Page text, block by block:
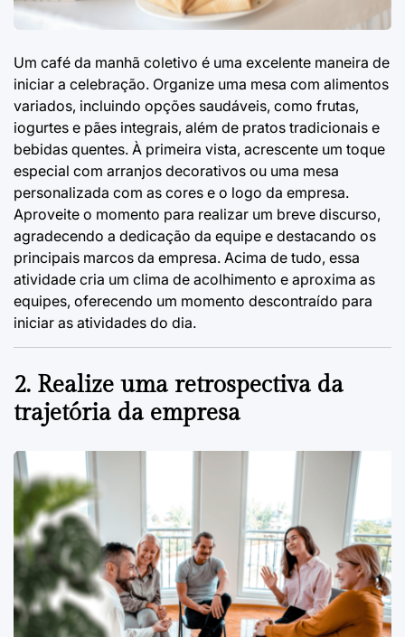
Um café da manhã coletivo é uma excelente maneira de
iniciar a celebração. Organize uma mesa com alimentos
variados, incluindo opções saudáveis, como frutas,
iogurtes e pães integrais, além de pratos tradicionais e
bebidas quentes. À primeira vista, acrescente um toque
especial com arranjos decorativos ou uma mesa
personalizada com as cores e o logo da empresa.
Aproveite o momento para realizar um breve discurso,
agradecendo a dedicação da equipe e destacando os
principais marcos da empresa. Acima de tudo, essa
atividade cria um clima de acolhimento e aproxima as
equipes, oferecendo um momento descontraído para
iniciar as atividades do dia.
2. Realize uma retrospectiva da
trajetória da empresa